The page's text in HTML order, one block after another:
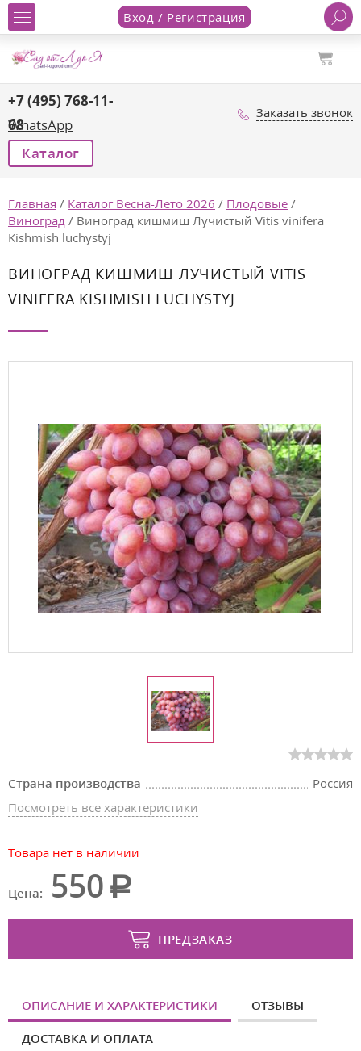
Вход / Регистрация
+7 (495) 768-11-
68
WhatsApp
Заказать звонок
Каталог
Главная / Каталог Весна-Лето 2026 / Плодовые /
Виноград / Виноград кишмиш Лучистый Vitis vinifera
Kishmish luchystyj
ВИНОГРАД КИШМИШ ЛУЧИСТЫЙ VITIS
VINIFERA KISHMISH LUCHYSTYJ
Страна производства
Россия
Посмотреть все характеристики
Товара нет в наличии
Цена: 550
ПРЕДЗАКАЗ
ОПИСАНИЕ И ХАРАКТЕРИСТИКИ ОТЗЫВЫ
ДОСТАВКА И ОПЛАТА